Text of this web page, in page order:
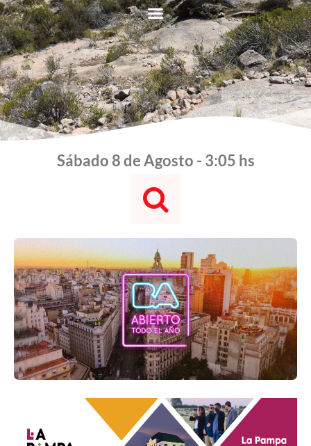
Sábado 8 de Agosto - 3:05 hs